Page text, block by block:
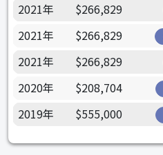
2021年
$266,829
2021年
$266,829
2021年
$266,829
2020年
$208,704
2019年
$555,000